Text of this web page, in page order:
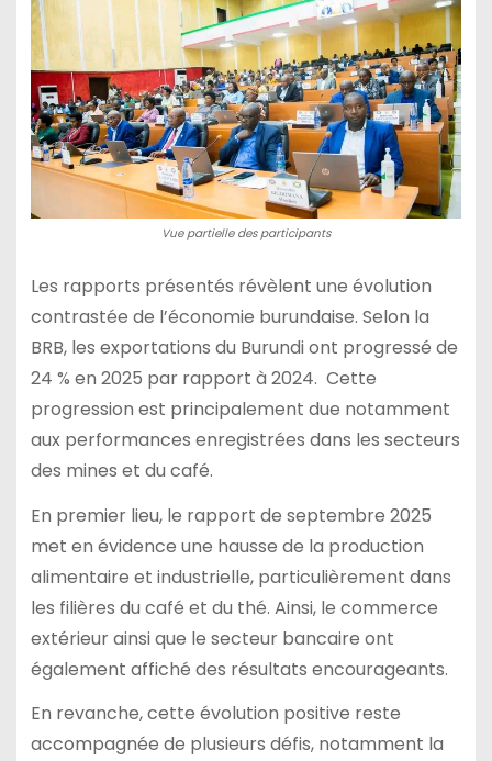
Vue partielle des participants
Les rapports présentés révèlent une évolution
contrastée de l’économie burundaise. Selon la
BRB, les exportations du Burundi ont progressé de
24 % en 2025 par rapport à 2024. Cette
progression est principalement due notamment
aux performances enregistrées dans les secteurs
des mines et du café.
En premier lieu, le rapport de septembre 2025
met en évidence une hausse de la production
alimentaire et industrielle, particulièrement dans
les filières du café et du thé. Ainsi, le commerce
extérieur ainsi que le secteur bancaire ont
également affiché des résultats encourageants.
En revanche, cette évolution positive reste
accompagnée de plusieurs défis, notamment la